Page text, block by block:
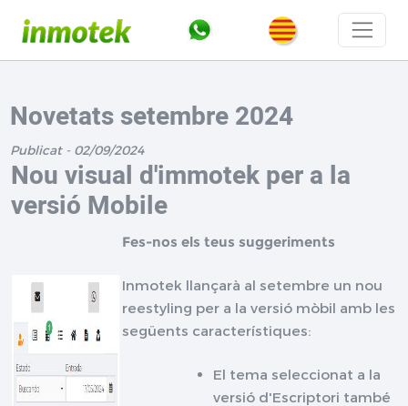
Novetats setembre 2024
Publicat - 02/09/2024
Nou visual d'immotek per a la
versió Mobile
Fes-nos els teus suggeriments
Inmotek llançarà al setembre un nou
reestyling per a la versió mòbil amb les
següents característiques:
El tema seleccionat a la
versió d'Escriptori també